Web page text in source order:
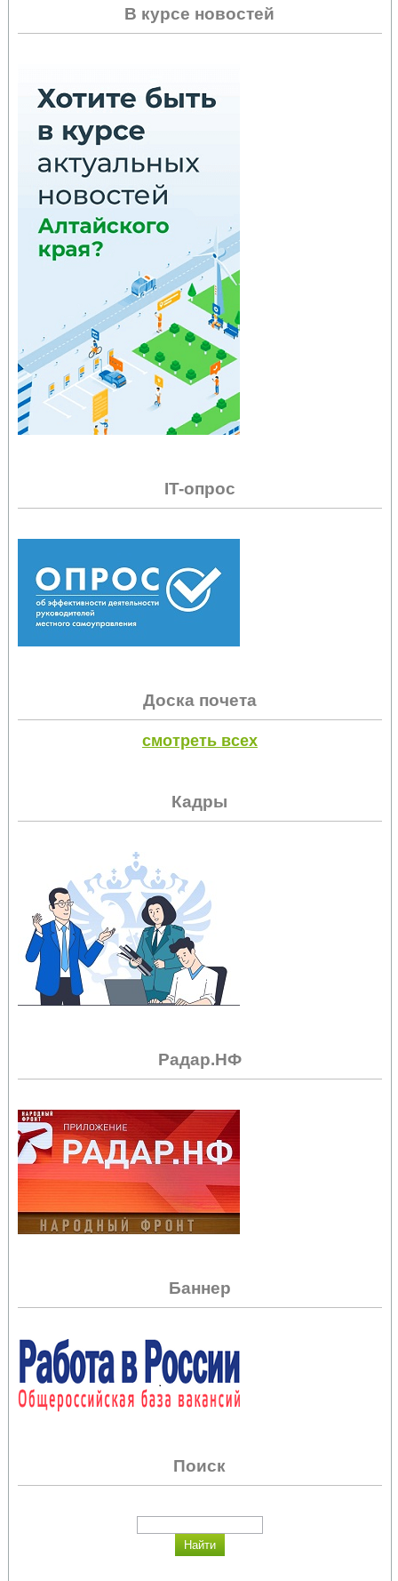
В курсе новостей
IT-опрос
Доска почета
смотреть всех
Кадры
Радар.НФ
Баннер
Поиск